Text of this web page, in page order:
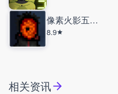
像素火影五影斑
8.9
相关资讯